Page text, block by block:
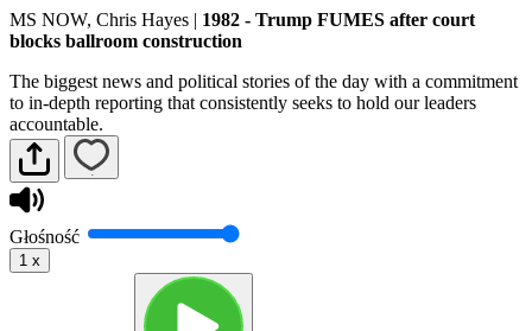
MS NOW, Chris Hayes | 1982 - Trump FUMES after court
blocks ballroom construction
The biggest news and political stories of the day with a commitment
to in-depth reporting that consistently seeks to hold our leaders
accountable.
Głośność
1 x